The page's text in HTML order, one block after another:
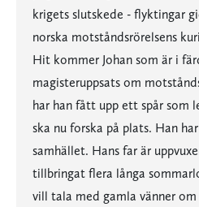
krigets slutskede - flyktingar
norska motståndsrörelsens
Hit kommer Johan som är i
magisteruppsats om
har han fått upp ett spår som
ska nu forska på plats. Han
samhället. Hans far är
tillbringat flera långa
vill tala med gamla vänner